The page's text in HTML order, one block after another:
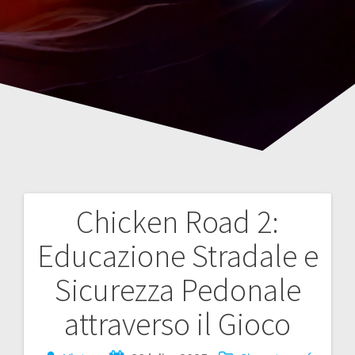
Chicken Road 2:
Educazione Stradale e
Sicurezza Pedonale
attraverso il Gioco
Navegación
de
entradas